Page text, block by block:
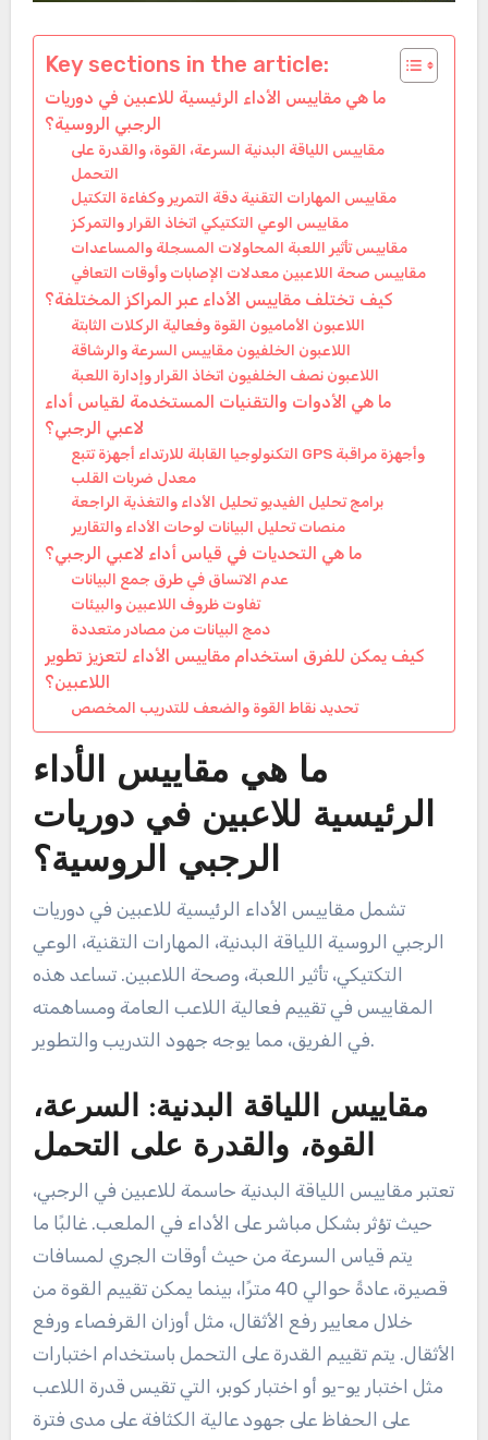
Key sections in the article:
ما هي مقاييس الأداء الرئيسية للاعبين في دوريات
الرجبي الروسية؟
مقاييس اللياقة البدنية السرعة، القوة، والقدرة على
التحمل
مقاييس المهارات التقنية دقة التمرير وكفاءة التكتيل
مقاييس الوعي التكتيكي اتخاذ القرار والتمركز
مقاييس تأثير اللعبة المحاولات المسجلة والمساعدات
مقاييس صحة اللاعبين معدلات الإصابات وأوقات التعافي
كيف تختلف مقاييس الأداء عبر المراكز المختلفة؟
اللاعبون الأماميون القوة وفعالية الركلات الثابتة
اللاعبون الخلفيون مقاييس السرعة والرشاقة
اللاعبون نصف الخلفيون اتخاذ القرار وإدارة اللعبة
ما هي الأدوات والتقنيات المستخدمة لقياس أداء
لاعبي الرجبي؟
التكنولوجيا القابلة للارتداء أجهزة تتبع GPS وأجهزة مراقبة
معدل ضربات القلب
برامج تحليل الفيديو تحليل الأداء والتغذية الراجعة
منصات تحليل البيانات لوحات الأداء والتقارير
ما هي التحديات في قياس أداء لاعبي الرجبي؟
عدم الاتساق في طرق جمع البيانات
تفاوت ظروف اللاعبين والبيئات
دمج البيانات من مصادر متعددة
كيف يمكن للفرق استخدام مقاييس الأداء لتعزيز تطوير
اللاعبين؟
تحديد نقاط القوة والضعف للتدريب المخصص
ما هي مقاييس الأداء
الرئيسية للاعبين في دوريات
الرجبي الروسية؟
تشمل مقاييس الأداء الرئيسية للاعبين في دوريات
الرجبي الروسية اللياقة البدنية، المهارات التقنية، الوعي
التكتيكي، تأثير اللعبة، وصحة اللاعبين. تساعد هذه
المقاييس في تقييم فعالية اللاعب العامة ومساهمته
في الفريق، مما يوجه جهود التدريب والتطوير.
مقاييس اللياقة البدنية: السرعة،
القوة، والقدرة على التحمل
تعتبر مقاييس اللياقة البدنية حاسمة للاعبين في الرجبي،
حيث تؤثر بشكل مباشر على الأداء في الملعب. غالبًا ما
يتم قياس السرعة من حيث أوقات الجري لمسافات
قصيرة، عادةً حوالي 40 مترًا، بينما يمكن تقييم القوة من
خلال معايير رفع الأثقال، مثل أوزان القرفصاء ورفع
الأثقال. يتم تقييم القدرة على التحمل باستخدام اختبارات
مثل اختبار يو-يو أو اختبار كوبر، التي تقيس قدرة اللاعب
على الحفاظ على جهود عالية الكثافة على مدى فترة